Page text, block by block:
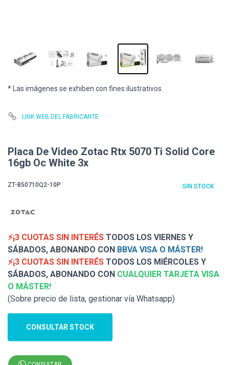
* Las imágenes se exhiben con fines ilustrativos.
LINK WEB DEL FABRICANTE
Placa De Video Zotac Rtx 5070 Ti Solid Core
16gb Oc White 3x
ZT-B50710Q2-10P SIN STOCK
⚡¡3 CUOTAS SIN INTERÉS TODOS LOS VIERNES Y
SÁBADOS, ABONANDO CON BBVA VISA O MÁSTER!
⚡¡3 CUOTAS SIN INTERÉS TODOS LOS MIÉRCOLES Y
SÁBADOS, ABONANDO CON CUALQUIER TARJETA VISA
O MÁSTER!
(Sobre precio de lista, gestionar vía Whatsapp)
CONSULTAR STOCK